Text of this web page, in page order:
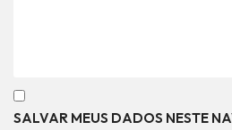
SALVAR MEUS DADOS NESTE